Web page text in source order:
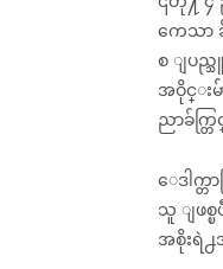
ကေသာ
စ ျပည္သူ
အဝိုင္း
ညာခ်က္
ေဒါက္တ
သူ ျဖစ္
အစိုးရဲ႕